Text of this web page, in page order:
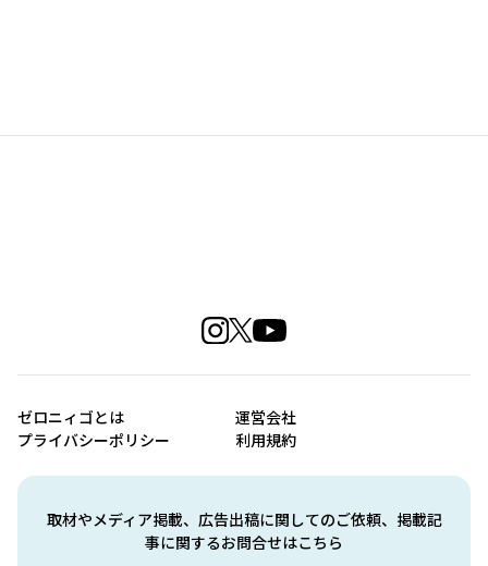
取材やメディア掲載、広告出稿に関してのご依頼、掲載記
事に関するお問合せはこちら
ゼロニィゴとは
運営会社
プライバシーポリシー
利用規約